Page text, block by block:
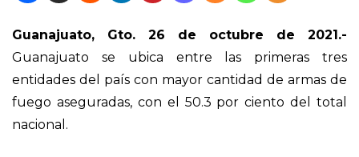
Guanajuato, Gto. 26 de octubre de 2021.-
Guanajuato se ubica entre las primeras tres
entidades del país con mayor cantidad de armas de
fuego aseguradas, con el 50.3 por ciento del total
nacional.